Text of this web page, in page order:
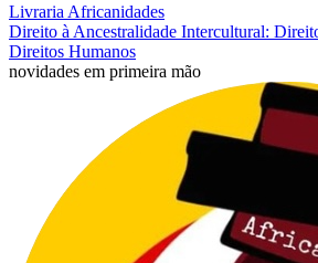
Livraria Africanidades
Direito à Ancestralidade Intercultural:
Direitos Humanos
novidades em primeira mão